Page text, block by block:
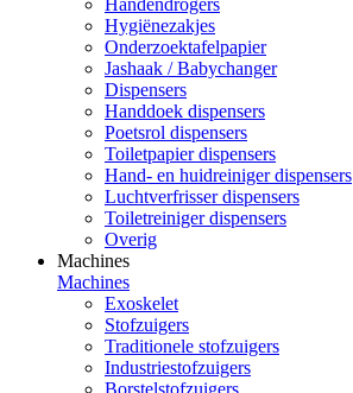
Hygiënezakjes
Onderzoektafelpapier
Jashaak / Babychanger
Dispensers
Handdoek dispensers
Poetsrol dispensers
Toiletpapier dispensers
Hand- en huidreiniger dispensers
Luchtverfrisser dispensers
Toiletreiniger dispensers
Overig
Machines
Machines
Exoskelet
Stofzuigers
Traditionele stofzuigers
Industriestofzuigers
Borstelstofzuigers